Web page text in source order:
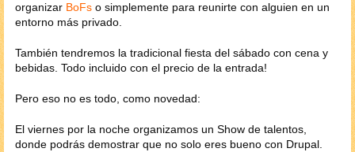
organizar BoFs o simplemente para reunirte con alguien en un
entorno más privado.
También tendremos la tradicional fiesta del sábado con cena y
bebidas. Todo incluido con el precio de la entrada!
Pero eso no es todo, como novedad:
El viernes por la noche organizamos un Show de talentos,
donde podrás demostrar que no solo eres bueno con Drupal.